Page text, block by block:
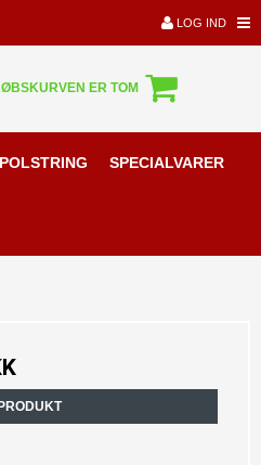
LOG IND
ER TOM
SPECIALVARER